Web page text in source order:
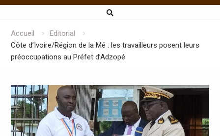
Accueil
Editorial
Côte d’Ivoire/Région de la Mé : les travailleurs posent leurs
préoccupations au Préfet d’Adzopé